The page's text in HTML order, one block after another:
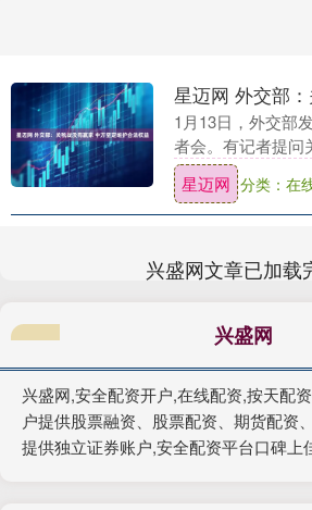
1月13日，外交部
者会。有记者提问
社交媒体上发布的
斯兰共和国开展商
国进行的任何商....
星迈网 分类：在
兴盛网文章已加载
兴盛网
兴盛网,安全配资开户,在线配资,按天配
户提供股票融资、股票配资、期货配资
提供独立证券账户,安全配资平台口碑上